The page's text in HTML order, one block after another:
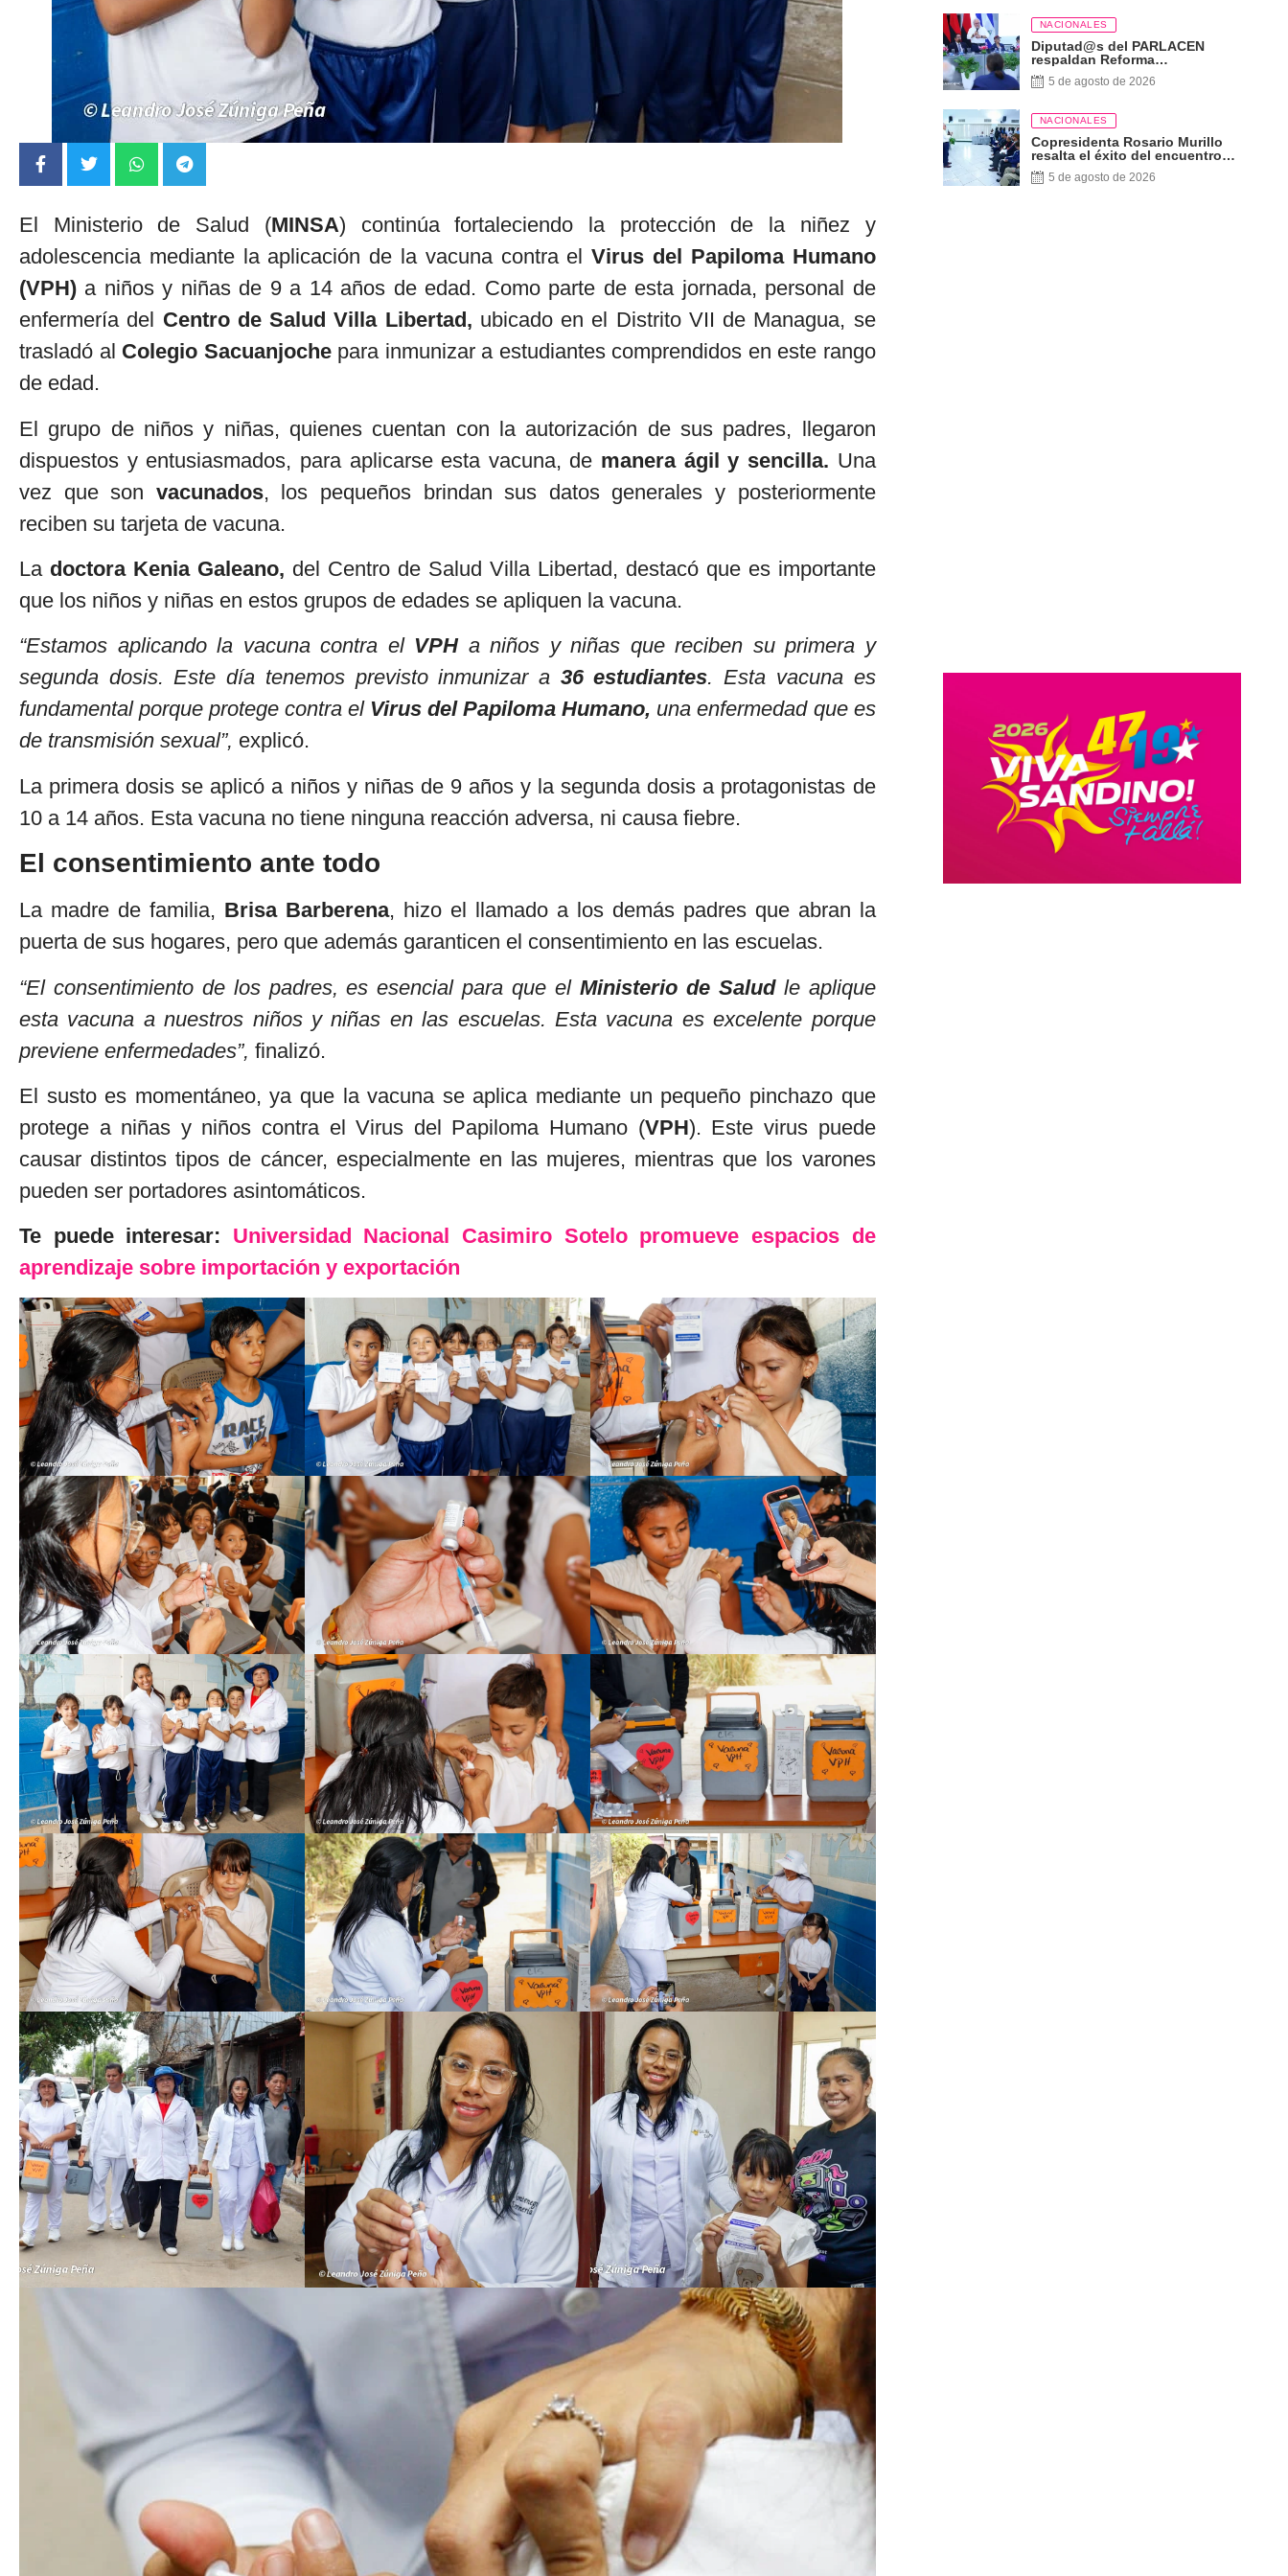
El Ministerio de Salud (MINSA) continúa fortaleciendo la protección de la niñez y
adolescencia mediante la aplicación de la vacuna contra el Virus del Papiloma Humano
(VPH) a niños y niñas de 9 a 14 años de edad. Como parte de esta jornada, personal de
enfermería del Centro de Salud Villa Libertad, ubicado en el Distrito VII de Managua, se
trasladó al Colegio Sacuanjoche para inmunizar a estudiantes comprendidos en este rango
de edad.
El grupo de niños y niñas, quienes cuentan con la autorización de sus padres, llegaron
dispuestos y entusiasmados, para aplicarse esta vacuna, de manera ágil y sencilla. Una
vez que son vacunados, los pequeños brindan sus datos generales y posteriormente
reciben su tarjeta de vacuna.
La doctora Kenia Galeano, del Centro de Salud Villa Libertad, destacó que es importante
que los niños y niñas en estos grupos de edades se apliquen la vacuna.
“Estamos aplicando la vacuna contra el VPHa niños y niñas que reciben su primera y
segunda dosis. Este día tenemos previsto inmunizar a 36 estudiantes. Esta vacuna es
fundamental porque protege contra el Virus del Papiloma Humano, una enfermedad que es
de transmisión sexual”, explicó.
La primera dosis se aplicó a niños y niñas de 9 años y la segunda dosis a protagonistas de
10 a 14 años. Esta vacuna no tiene ninguna reacción adversa, ni causa fiebre.
El consentimiento ante todo
La madre de familia, Brisa Barberena, hizo el llamado a los demás padres que abran la
puerta de sus hogares, pero que además garanticen el consentimiento en las escuelas.
“El consentimiento de los padres, es esencial para que el Ministerio de Salud le aplique
esta vacuna a nuestros niños y niñas en las escuelas. Esta vacuna es excelente porque
previene enfermedades”, finalizó.
El susto es momentáneo, ya que la vacuna se aplica mediante un pequeño pinchazo que
protege a niñas y niños contra el Virus del Papiloma Humano (VPH). Este virus puede
causar distintos tipos de cáncer, especialmente en las mujeres, mientras que los varones
pueden ser portadores asintomáticos.
Te puede interesar: Universidad Nacional Casimiro Sotelo promueve espacios de
aprendizaje sobre importación y exportación
NACIONALES
Diputad@s del PARLACEN
respaldan Reforma
Constitucional
5 de agosto de 2026
NACIONALES
Copresidenta Rosario Murillo
resalta el éxito del encuentro
sobre las Reformas Electorales
con diputados del PARLACEN
5 de agosto de 2026